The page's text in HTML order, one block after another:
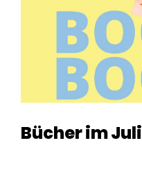
Bücher im Juli